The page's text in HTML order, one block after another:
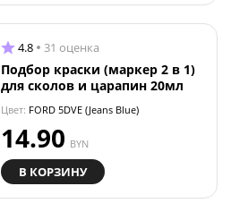
4.8 31 оценка
Подбор краски (маркер 2 в 1)
для сколов и царапин 20мл
Цвет: FORD 5DVE (Jeans Blue)
14.90 BYN
В КОРЗИНУ